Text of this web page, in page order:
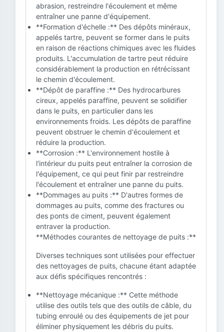
abrasion, restreindre l'écoulement et même
entraîner une panne d'équipement.
**Formation d'échelle :** Des dépôts minéraux,
appelés tartre, peuvent se former dans le puits
en raison de réactions chimiques avec les fluides
produits. L'accumulation de tartre peut réduire
considérablement la production en rétrécissant
le chemin d'écoulement.
**Dépôt de paraffine :** Des hydrocarbures
cireux, appelés paraffine, peuvent se solidifier
dans le puits, en particulier dans les
environnements froids. Les dépôts de paraffine
peuvent obstruer le chemin d'écoulement et
réduire la production.
**Corrosion :** L'environnement hostile à
l'intérieur du puits peut entraîner la corrosion de
l'équipement, ce qui peut finir par restreindre
l'écoulement et entraîner une panne du puits.
**Dommages au puits :** D'autres formes de
dommages au puits, comme des fractures ou
des ponts de ciment, peuvent également
entraver la production.
**Méthodes courantes de nettoyage de puits :**
Diverses techniques sont utilisées pour effectuer
des nettoyages de puits, chacune étant adaptée
aux défis spécifiques rencontrés :
**Nettoyage mécanique :** Cette méthode
utilise des outils tels que des outils de câble, du
tubing enroulé ou des équipements de jet pour
éliminer physiquement les débris du puits.